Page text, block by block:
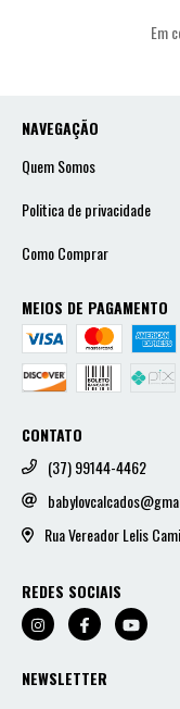
Em
NAVEGAÇÃO
Quem Somos
Politica de privacidade
Como Comprar
MEIOS DE PAGAMENTO
CONTATO
(37) 99144-4462
Rua Vereador Lelis
REDES SOCIAIS
NEWSLETTER